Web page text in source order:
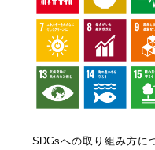
SDGsへの取り組み方に